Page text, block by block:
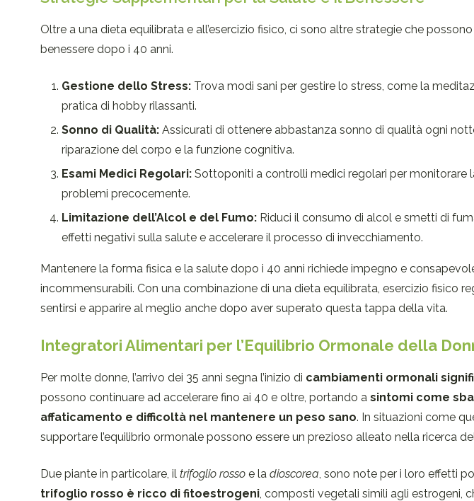
Oltre a una dieta equilibrata e all’esercizio fisico, ci sono altre strategie che
benessere dopo i 40 anni.
Gestione dello Stress: Trova modi sani per gestire lo stress, come la
pratica di hobby rilassanti.
Sonno di Qualità: Assicurati di ottenere abbastanza sonno di qualità ogni
riparazione del corpo e la funzione cognitiva.
Esami Medici Regolari: Sottoponiti a controlli medici regolari per monitorare
problemi precocemente.
Limitazione dell’Alcol e del Fumo: Riduci il consumo di alcol e smetti di
effetti negativi sulla salute e accelerare il processo di invecchiamento.
Mantenere la forma fisica e la salute dopo i 40 anni richiede impegno e
incommensurabili. Con una combinazione di una dieta equilibrata, esercizio fisico
sentirsi e apparire al meglio anche dopo aver superato questa tappa della vita.
Integratori Alimentari per l’Equilibrio Ormonale della
Per molte donne, l’arrivo dei 35 anni segna l’inizio di cambiamenti ormonali
possono continuare ad accelerare fino ai 40 e oltre, portando a sintomi come
affaticamento e difficoltà nel mantenere un peso sano. In situazioni come
supportare l’equilibrio ormonale possono essere un prezioso alleato nella ricerca
Due piante in particolare, il trifoglio rosso e la dioscorea, sono note per i loro effetti
trifoglio rosso è ricco di fitoestrogeni, composti vegetali simili agli estrogeni,